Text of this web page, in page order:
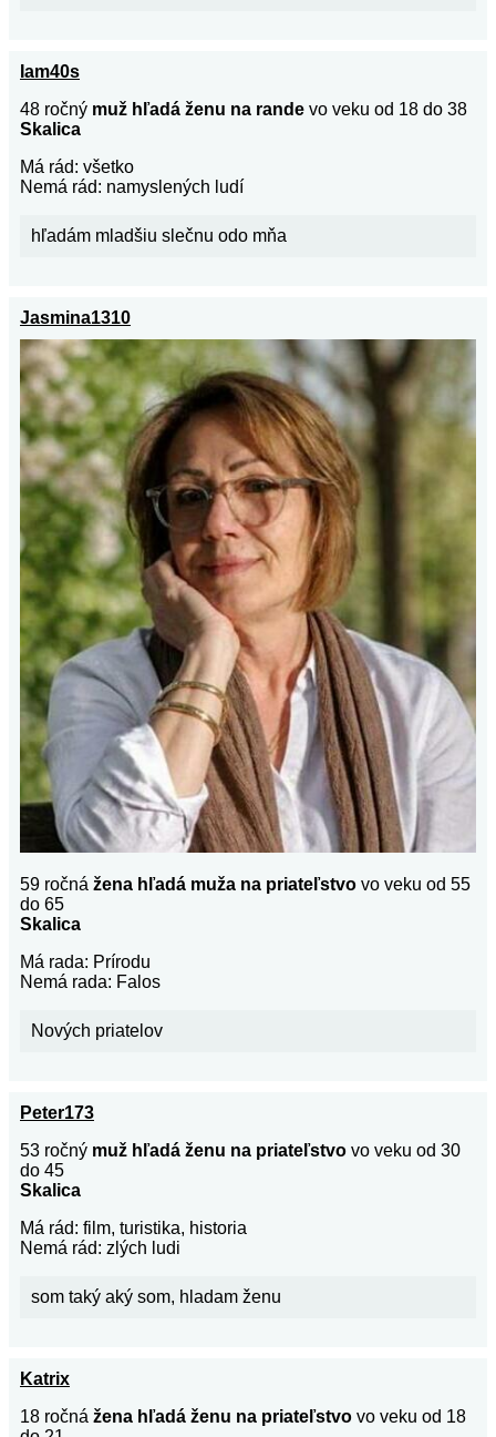
Iam40s
48 ročný muž hľadá ženu na rande vo veku od 18 do 38
Skalica
Má rád: všetko
Nemá rád: namyslených ludí
hľadám mladšiu slečnu odo mňa
Jasmina1310
59 ročná žena hľadá muža na priateľstvo vo veku od 55
do 65
Skalica
Má rada: Prírodu
Nemá rada: Falos
Nových priatelov
Peter173
53 ročný muž hľadá ženu na priateľstvo vo veku od 30
do 45
Skalica
Má rád: film, turistika, historia
Nemá rád: zlých ludi
som taký aký som, hladam ženu
Katrix
18 ročná žena hľadá ženu na priateľstvo vo veku od 18